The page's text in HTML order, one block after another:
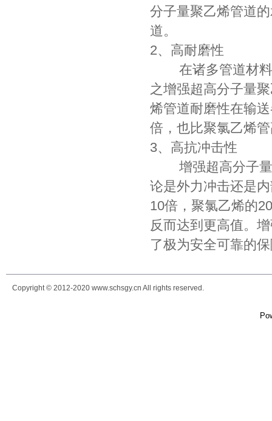
分子量聚乙烯管道
道。
2、高耐磨性
在诸多管道材料
之增强超高分子量
烯管道耐磨性在输
倍，也比聚氯乙烯
3、高抗冲击性
增强超高分子量
论是外力冲击还是
10倍，聚氯乙烯的
反而达到更高值。
了极为安全可靠的
Copyright © 2012-2020 www.schsgy.cn All rights reserved.